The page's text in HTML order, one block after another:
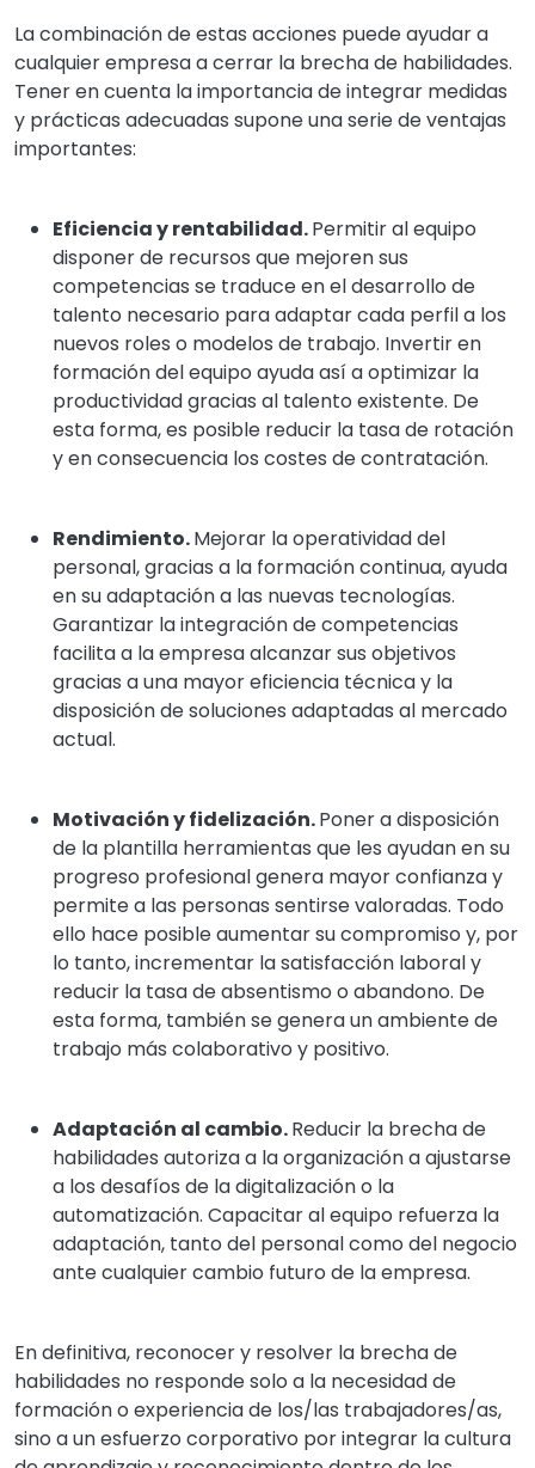
La combinación de estas acciones puede ayudar a
cualquier empresa a cerrar la brecha de habilidades.
Tener en cuenta la importancia de integrar medidas
y prácticas adecuadas supone una serie de ventajas
importantes:
Eficiencia y rentabilidad.Permitir al equipo
disponer de recursos que mejoren sus
competencias se traduce en el desarrollo de
talento necesario para adaptar cada perfil a los
nuevos roles o modelos de trabajo. Invertir en
formación del equipo ayuda así a optimizar la
productividad gracias al talento existente. De
esta forma, es posible reducir la tasa de rotación
y en consecuencia los costes de contratación.
Rendimiento.Mejorar la operatividad del
personal, gracias a la formación continua, ayuda
en su adaptación a las nuevas tecnologías.
Garantizar la integración de competencias
facilita a la empresa alcanzar sus objetivos
gracias a una mayor eficiencia técnica y la
disposición de soluciones adaptadas al mercado
actual.
Motivación y fidelización.Poner a disposición
de la plantilla herramientas que les ayudan en su
progreso profesional genera mayor confianza y
permite a las personas sentirse valoradas. Todo
ello hace posible aumentar su compromiso y, por
lo tanto, incrementar la satisfacción laboral y
reducir la tasa de absentismo o abandono. De
esta forma, también se genera un ambiente de
trabajo más colaborativo y positivo.
Adaptación al cambio.Reducir la brecha de
habilidades autoriza a la organización a ajustarse
a los desafíos de la digitalización o la
automatización. Capacitar al equipo refuerza la
adaptación, tanto del personal como del negocio
ante cualquier cambio futuro de la empresa.
En definitiva, reconocer y resolver la brecha de
habilidades no responde solo a la necesidad de
formación o experiencia de los/las trabajadores/as,
sino a un esfuerzo corporativo por integrar la cultura